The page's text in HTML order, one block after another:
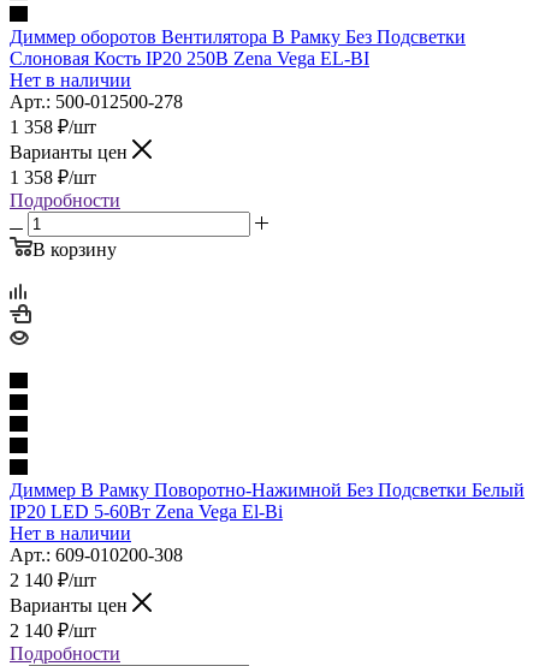
Диммер оборотов Вентилятора В Рамку Без Подсветки
Слоновая Кость IP20 250В Zena Vega EL-BI
Нет в наличии
Арт.: 500-012500-278
1 358 ₽/шт
Варианты цен
1 358 ₽/шт
Подробности
В корзину
Диммер В Рамку Поворотно-Нажимной Без Подсветки Белый
IP20 LED 5-60Вт Zena Vega El-Bi
Нет в наличии
Арт.: 609-010200-308
2 140 ₽/шт
Варианты цен
2 140 ₽/шт
Подробности